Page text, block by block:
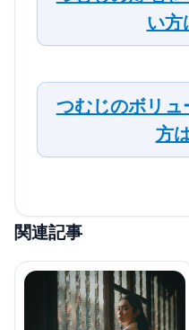
い方
つむじのボリ
方
関連記事